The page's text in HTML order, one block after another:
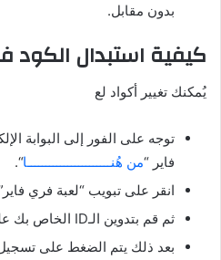
بدون مقابل.
كيفية استبدال الكود
يُمكنك تغيير أكواد لع
توجه على الفور إلى البوابة
فاير “من هُنـــــــــــــــــــــــا“.
انقر على تبويب “لعبة فري
ثم قم بتدوين الـID الخاص بك على اللعبة.
بعد ذلك يتم الضغط على